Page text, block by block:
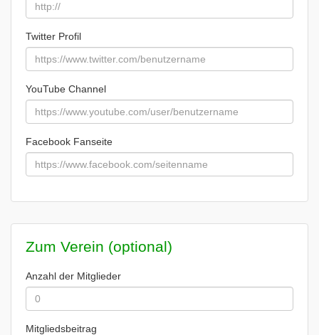
Twitter Profil
YouTube Channel
Facebook Fanseite
Zum Verein (optional)
Anzahl der Mitglieder
Mitgliedsbeitrag